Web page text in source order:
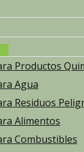
Productos
Agua
Residuos
Alimentos
Combustibles